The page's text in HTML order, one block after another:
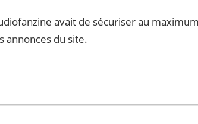
avait de sécuriser au
annonces du site.